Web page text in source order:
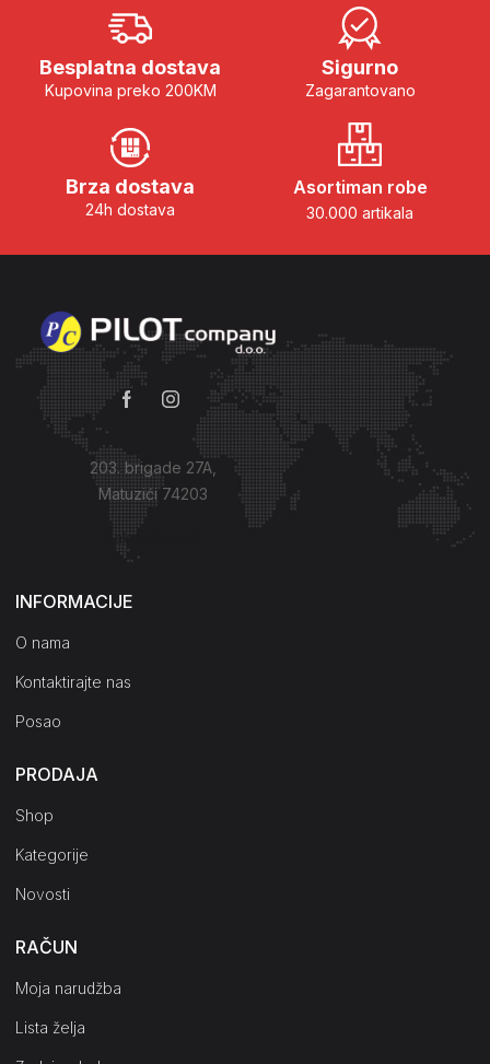
Besplatna dostava
Kupovina preko 200KM
Sigurno
Zagarantovano
Brza dostava
24h dostava
Asortiman robe
30.000 artikala
203. brigade 27A,
Matuzići 74203
Kako do nas?
INFORMACIJE
O nama
Kontaktirajte nas
Posao
PRODAJA
Shop
Kategorije
Novosti
RAČUN
Moja narudžba
Lista želja